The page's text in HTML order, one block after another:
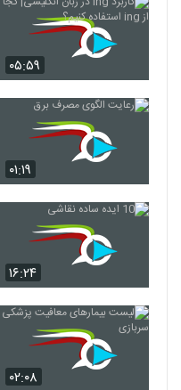
۰۵:۵۹
۰۱:۱۹
۱۶:۲۴
۰۲:۰۸